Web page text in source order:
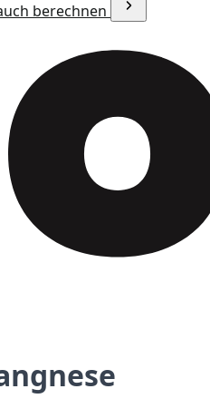
berechnen